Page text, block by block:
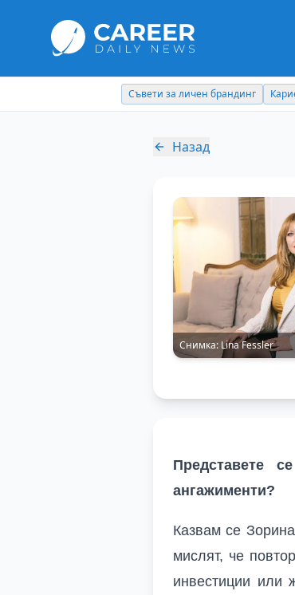
Съвети за личен брандинг
Назад
Снимка: Lina Fessler
Представете
ангажименти?
Казвам се
мислят, че
инвестиции или